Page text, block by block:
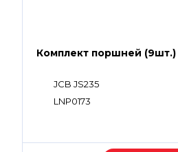
Комплект поршней (9шт.)
JCB JS235
LNP0173